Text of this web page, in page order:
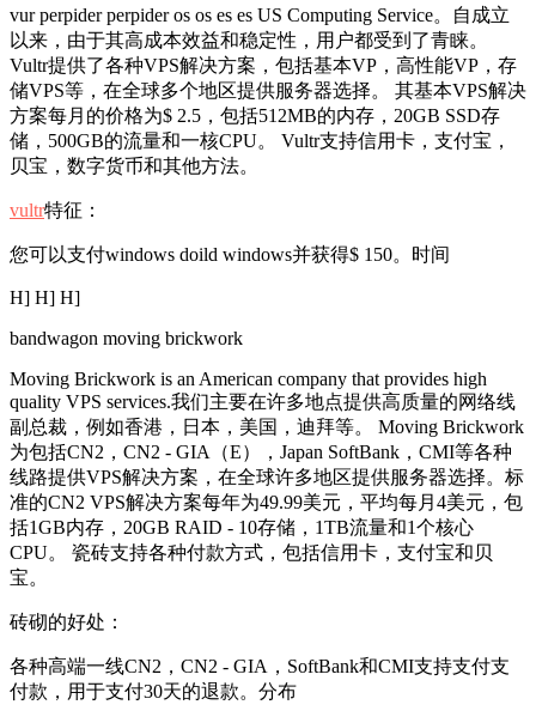
vur perpider perpider os os es es US Computing Service。自成立
以来，由于其高成本效益和稳定性，用户都受到了青睐。
Vultr提供了各种VPS解决方案，包括基本VP，高性能VP，存
储VPS等，在全球多个地区提供服务器选择。 其基本VPS解决
方案每月的价格为$ 2.5，包括512MB的内存，20GB SSD存
储，500GB的流量和一核CPU。 Vultr支持信用卡，支付宝，
贝宝，数字货币和其他方法。
vultr特征：
您可以支付windows doild windows并获得$ 150。时间
H] H] H]
bandwagon moving brickwork
Moving Brickwork is an American company that provides high
quality VPS services.我们主要在许多地点提供高质量的网络线
副总裁，例如香港，日本，美国，迪拜等。 Moving Brickwork
为包括CN2，CN2 - GIA（E），Japan SoftBank，CMI等各种
线路提供VPS解决方案，在全球许多地区提供服务器选择。标
准的CN2 VPS解决方案每年为49.99美元，平均每月4美元，包
括1GB内存，20GB RAID - 10存储，1TB流量和1个核心
CPU。 瓷砖支持各种付款方式，包括信用卡，支付宝和贝
宝。
砖砌的好处：
各种高端一线CN2，CN2 - GIA，SoftBank和CMI支持支付支
付款，用于支付30天的退款。分布